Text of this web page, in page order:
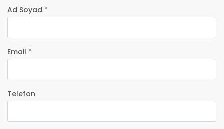
Ad Soyad *
Email *
Telefon